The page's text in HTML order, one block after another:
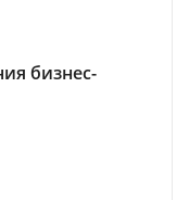
бизнес-